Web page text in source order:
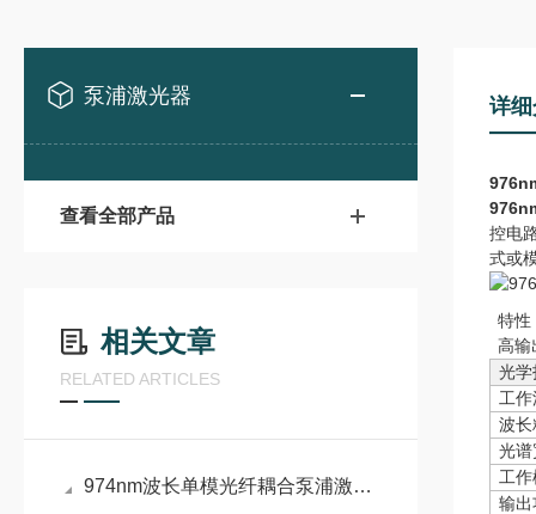
泵浦激光器
查看全部产品
相关文章
RELATED ARTICLES
974nm波长单模光纤耦合泵浦激光器核心优势详解
详
控电
式或
特性
高输
光学
工
波长
光谱
工
输出